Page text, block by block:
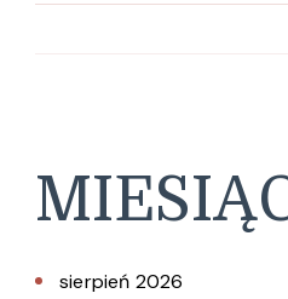
sierpień 2026